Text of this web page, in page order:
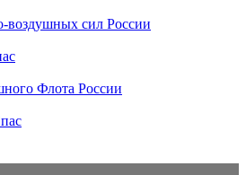
воздушных сил России
Флота России